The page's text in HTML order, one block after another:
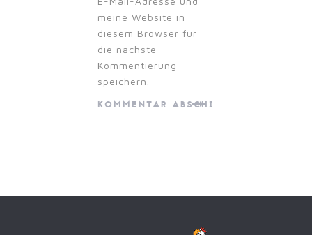
meine Website in
diesem Browser für
die nächste
Kommentierung
speichern.